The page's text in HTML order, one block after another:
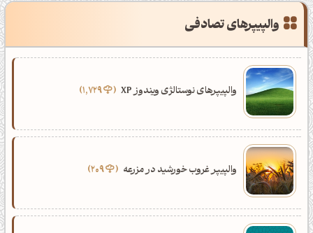
والپیپرهای تصادفی
والپیپرهای نوستالژی ویندوز XP 1,729
والپیپر غروب خورشید در مزرعه 209
کانال ایــتا
کانال بلـــه
اَپ اندروید اَپ ویندوز